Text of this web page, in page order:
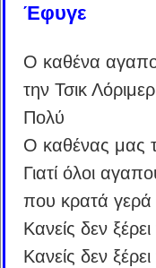
Έφυγε
Ο καθένα
την Τσικ
Πολύ
Ο καθένας μας
Γιατί όλοι
που κρατά γερά
Κανείς δεν
Κανείς δεν